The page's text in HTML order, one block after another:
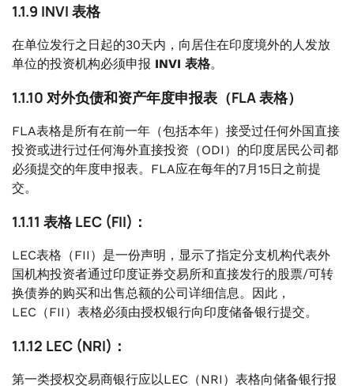
1.1.9 INVI 表格
在单位发行之日起的30天内，向居住在印度境外的人发放
单位的投资机构必须申报 INVI 表格。
1.1.10 对外负债和资产年度申报表（FLA 表格）
FLA表格是所有在前一年（包括本年）接受过任何外国直接
投资或进行过任何海外直接投资（ODI）的印度居民公司都
必须提交的年度申报表。FLA应在每年的7月15日之前提
交。
1.1.11 表格 LEC (FII)：
LEC表格（FII）是一份声明，显示了指定分支机构代表外
国机构投资者通过印度证券交易所和直接发行的股票/可转
换债券的购买和出售总额的公司详细信息。因此，
LEC（FII）表格必须由授权银行向印度储备银行提交。
1.1.12 LEC (NRI)：
第一类授权交易商银行应以LEC（NRI）表格向储备银行报